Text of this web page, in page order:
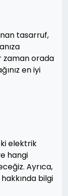
tasarruf,
zaman orada
en iyi
elektrik
hangi
Ayrıca,
bilgi